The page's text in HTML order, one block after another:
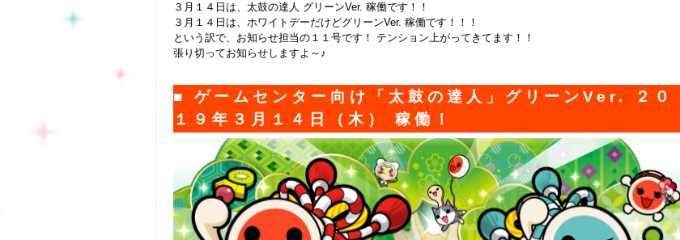
３月１４日は、太鼓の達人 グリーンVer. 稼働です！！
３月１４日は、ホワイトデーだけどグリーンVer. 稼働です！！！
という訳で、お知らせ担当の１１号です！ テンション上がってきてます！！
張り切ってお知らせしますよ～♪
■ ゲームセンター向け「太鼓の達人」グリーン Ver.
２０
１９年３月１４日（木） 稼働！